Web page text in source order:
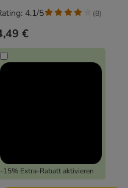
€
-15% Extra-Rabatt aktivieren
4.1/5 (8)